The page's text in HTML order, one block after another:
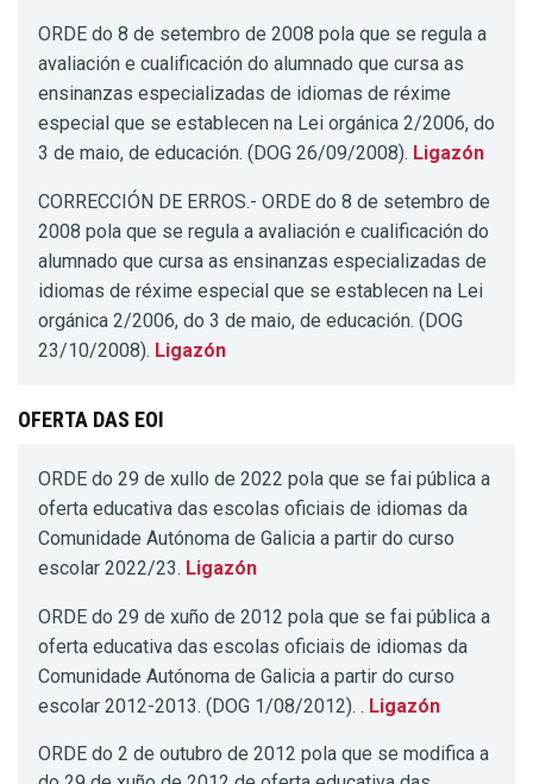
ORDE do 8 de setembro de 2008 pola que se regula a
avaliación e cualificación do alumnado que cursa as
ensinanzas especializadas de idiomas de réxime
especial que se establecen na Lei orgánica 2/2006, do
3 de maio, de educación. (DOG 26/09/2008). Ligazón
CORRECCIÓN DE ERROS.- ORDE do 8 de setembro de
2008 pola que se regula a avaliación e cualificación do
alumnado que cursa as ensinanzas especializadas de
idiomas de réxime especial que se establecen na Lei
orgánica 2/2006, do 3 de maio, de educación. (DOG
23/10/2008). Ligazón
OFERTA DAS EOI
ORDE do 29 de xullo de 2022 pola que se fai pública a
oferta educativa das escolas oficiais de idiomas da
Comunidade Autónoma de Galicia a partir do curso
escolar 2022/23. Ligazón
ORDE do 29 de xuño de 2012 pola que se fai pública a
oferta educativa das escolas oficiais de idiomas da
Comunidade Autónoma de Galicia a partir do curso
escolar 2012-2013. (DOG 1/08/2012). . Ligazón
ORDE do 2 de outubro de 2012 pola que se modifica a